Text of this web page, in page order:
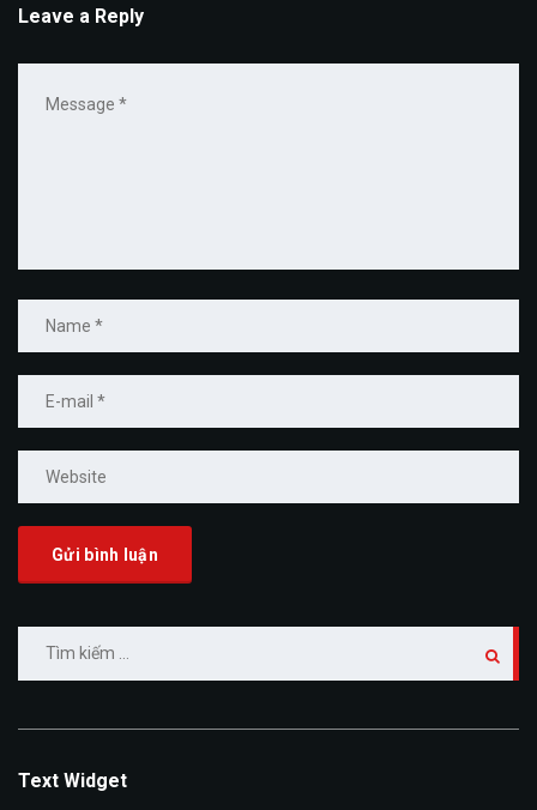
Leave a Reply
kiếm
Text Widget